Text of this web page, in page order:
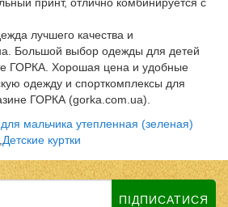
принт, отлично комбинируется с
лучшего качества и
Большой выбор одежды для детей
ГОРКА. Хорошая цена и удобные
одежду и спорткомплексы для
ГОРКА (gorka.com.ua).
мальчика утепленная (зеленая)
,Детские куртки
ПІДПИСАТИСЯ